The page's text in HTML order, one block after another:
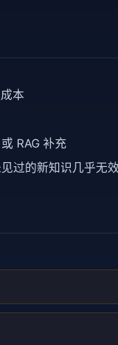
本
RAG 补充
过的新知识几乎无